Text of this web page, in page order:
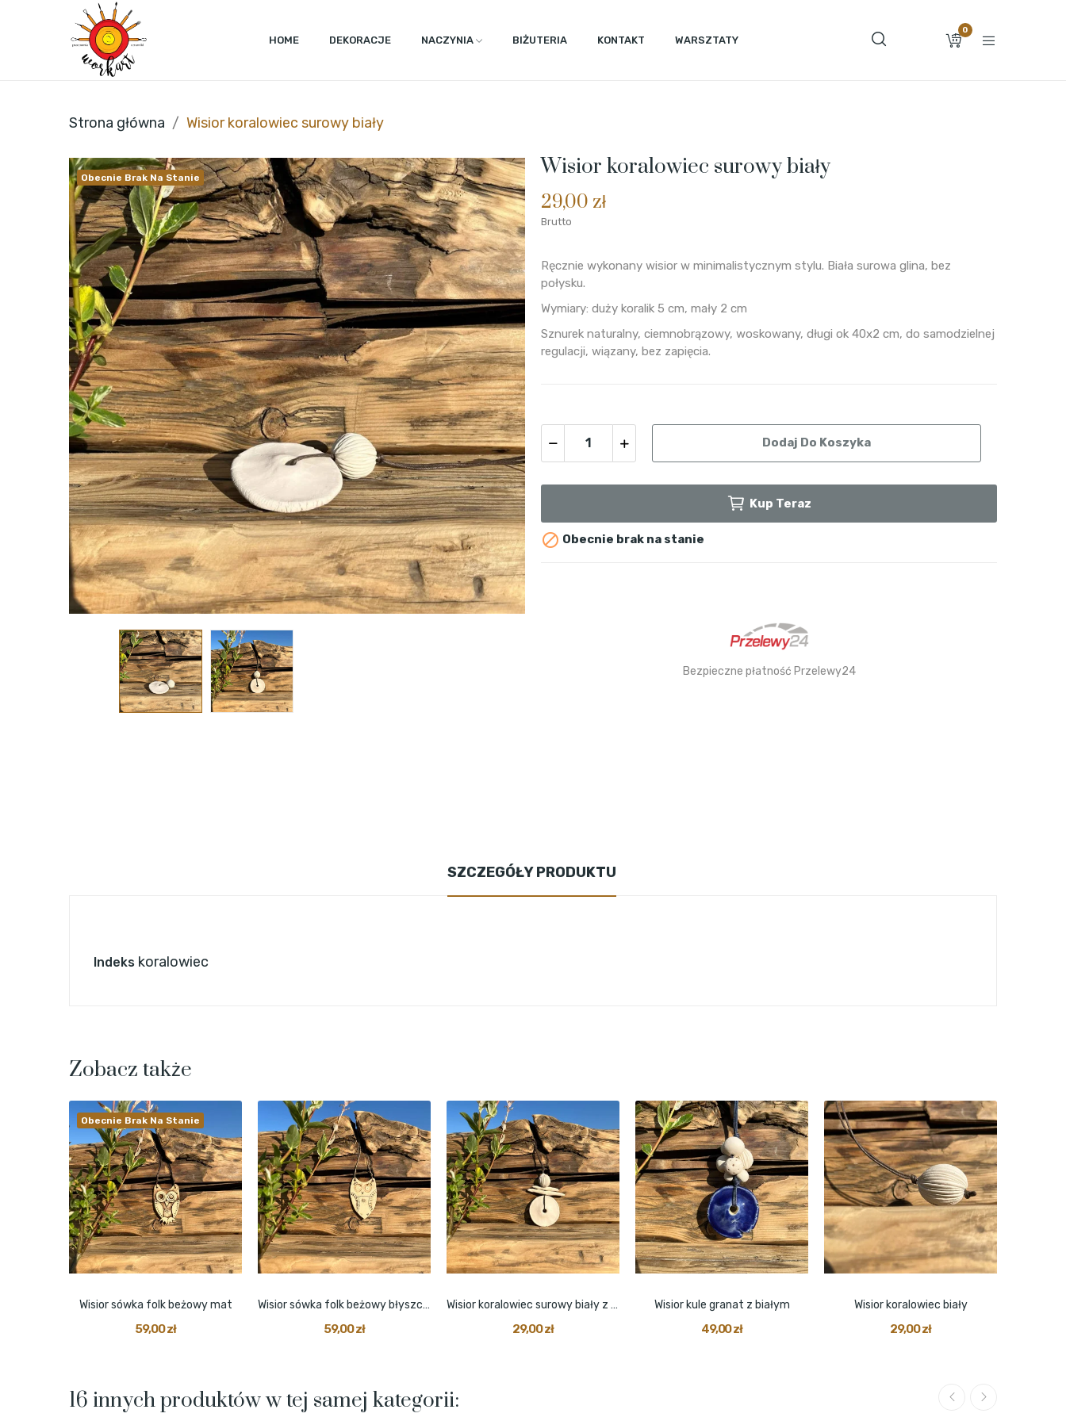
HOME DEKORACJE NACZYNIA BIŻUTERIA KONTAKT WARSZTATY
0
Strona główna Wisior koralowiec surowy biały
Obecnie Brak Na Stanie Wisior koralowiec surowy biały
29,00 zł
Brutto
Ręcznie wykonany wisior w minimalistycznym stylu. Biała surowa glina, bez
połysku.
Wymiary: duży koralik 5 cm, mały 2 cm
Sznurek naturalny, ciemnobrązowy, woskowany, długi ok 40x2 cm, do samodzielnej
regulacji, wiązany, bez zapięcia.
Dodaj Do Koszyka
Kup Teraz
 Obecnie brak na stanie
Bezpieczne płatność Przelewy24
SZCZEGÓŁY PRODUKTU
Indeks koralowiec
Zobacz także
Obecnie Brak Na Stanie
Wisior sówka folk beżowy mat
59,00 zł
Wisior sówka folk beżowy błyszczący
59,00 zł
Wisior koralowiec surowy biały z patyczkami
29,00 zł
Wisior kule granat z białym
49,00 zł
Wisior koralowiec biały
29,00 zł
16 innych produktów w tej samej kategorii: